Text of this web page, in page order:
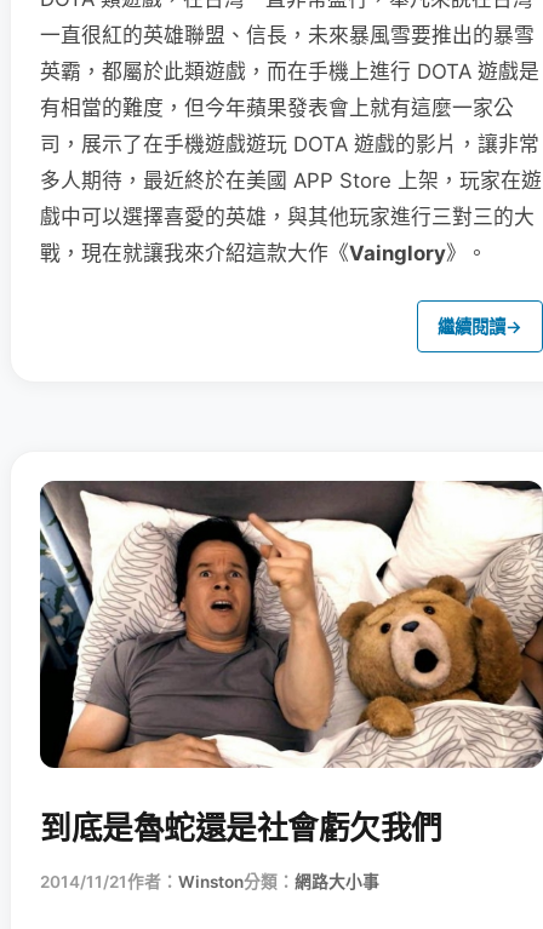
一直很紅的英雄聯盟、信長，未來暴風雪要推出的暴雪
英霸，都屬於此類遊戲，而在手機上進行 DOTA 遊戲是
有相當的難度，但今年蘋果發表會上就有這麼一家公
司，展示了在手機遊戲遊玩 DOTA 遊戲的影片，讓非常
多人期待，最近終於在美國 APP Store 上架，玩家在遊
戲中可以選擇喜愛的英雄，與其他玩家進行三對三的大
戰，現在就讓我來介紹這款大作《Vainglory》。
繼續閱讀→
到底是魯蛇還是社會虧欠我們
2014/11/21作者： Winston分類： 網路大小事